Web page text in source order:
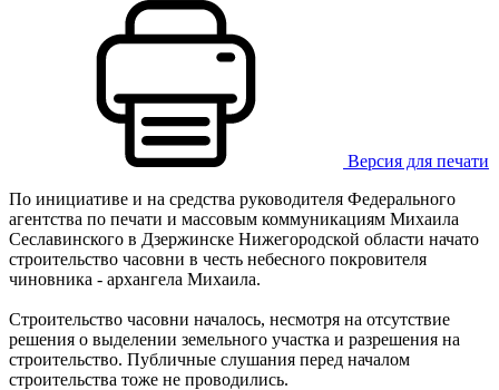
Версия для печати
По инициативе и на средства руководителя Федерального
агентства по печати и массовым коммуникациям Михаила
Сеславинского в Дзержинске Нижегородской области начато
строительство часовни в честь небесного покровителя
чиновника - архангела Михаила.
Строительство часовни началось, несмотря на отсутствие
решения о выделении земельного участка и разрешения на
строительство. Публичные слушания перед началом
строительства тоже не проводились.